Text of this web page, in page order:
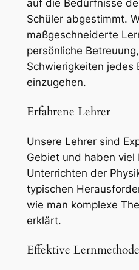
auf die Bedürfnisse
Schüler abgestimmt.
maßgeschneiderte
persönliche
Schwierigkeiten jedes
einzugehen.
Erfahrene Lehrer
Unsere Lehrer sind
Gebiet und haben viel
Unterrichten der
typischen
wie man komplexe
erklärt.
Effektive